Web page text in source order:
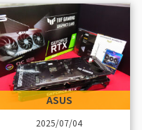
ASUS
2025/07/04